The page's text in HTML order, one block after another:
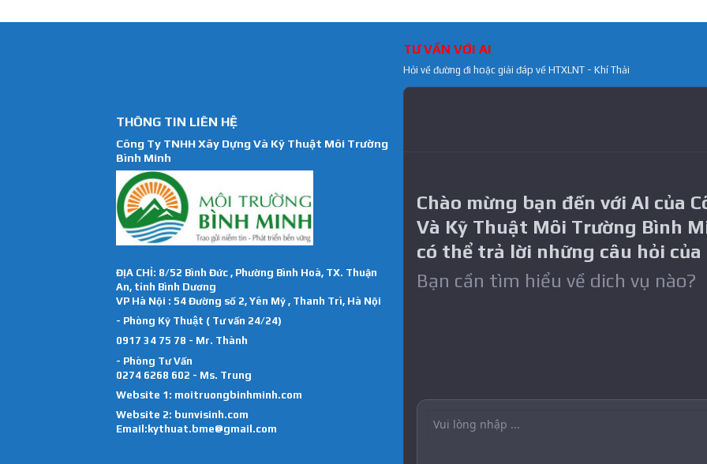
THÔNG TIN LIÊN HỆ
Công Ty TNHH Xây Dựng Và Kỹ Thuật Môi Trường
Bình Minh
ĐỊA CHỈ: 8/52 Bình Đức , Phường Bình Hoà, TX. Thuận
An, tỉnh Bình Dương
VP Hà Nội : 54 Đường số 2, Yên Mỹ , Thanh Trì, Hà Nội
- Phòng Kỹ Thuật ( Tư vấn 24/24)
0917 34 75 78 - Mr. Thành
- Phòng Tư Vấn
0274 6268 602 - Ms. Trung
Website 1: moitruongbinhminh.com
Website 2: bunvisinh.com
Email:kythuat.bme@gmail.com
TƯ VẤN VỚI AI
Hỏi về đường đi hoặc giải đáp về HTXLNT - Khí Thải
Chào mừng bạn đến với AI của
Và Kỹ Thuật Môi Trường Bình
có thể trả lời những câu hỏi của
Bạn cần tìm hiểu về dich vụ nào?